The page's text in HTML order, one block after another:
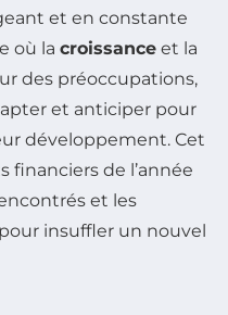
et en constante
où la croissance et la
des préoccupations,
et anticiper pour
développement. Cet
financiers de l’année
et les
insuffler un nouvel